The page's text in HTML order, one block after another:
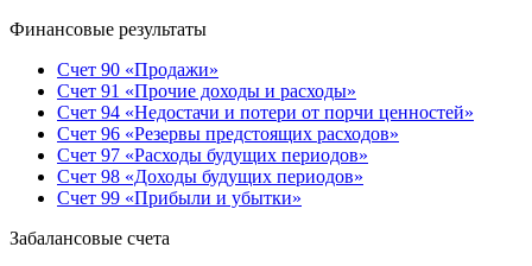
Финансовые результаты
Счет 90 «Продажи»
Счет 91 «Прочие доходы и расходы»
Счет 94 «Недостачи и потери от порчи ценностей»
Счет 96 «Резервы предстоящих расходов»
Счет 97 «Расходы будущих периодов»
Счет 98 «Доходы будущих периодов»
Счет 99 «Прибыли и убытки»
Забалансовые счета